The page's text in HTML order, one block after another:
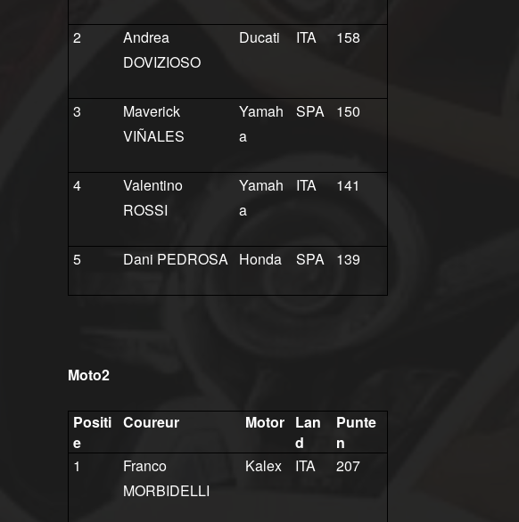
2
Andrea
DOVIZIOSO
Ducati ITA 158
3
Maverick
VIÑALES
Yamah
a
SPA 150
4
Valentino
ROSSI
Yamah
a
ITA 141
5 Dani PEDROSA Honda SPA 139
Moto2
Positi
e
Coureur Motor Lan
d
Punte
n
1
Franco
MORBIDELLI
Kalex ITA 207